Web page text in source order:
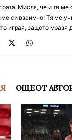
Мисля, че и тя ме
си взаимно! Тя ме
играя, защото мразя
ОЩЕ ОТ